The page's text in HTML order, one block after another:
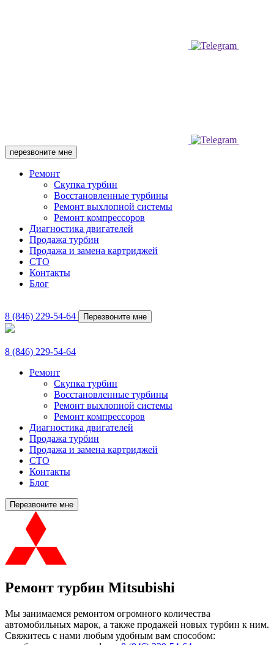
перезвоните мне
Ремонт
Скупка турбин
Восстановленные турбины
Ремонт выхлопной системы
Ремонт компрессоров
Диагностика двигателей
Продажа турбин
Продажа и замена картриджей
СТО
Контакты
Блог
8 (846) 229-54-64 Перезвоните мне
8 (846) 229-54-64
Ремонт
Скупка турбин
Восстановленные турбины
Ремонт выхлопной системы
Ремонт компрессоров
Диагностика двигателей
Продажа турбин
Продажа и замена картриджей
СТО
Контакты
Блог
Перезвоните мне
Ремонт турбин Mitsubishi
Мы занимаемся ремонтом огромного количества
автомобильных марок, а также продажей новых турбин к ним.
Свяжитесь с нами любым удобным вам способом: